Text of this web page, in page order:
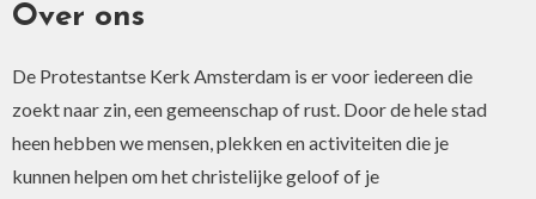
Over ons
De Protestantse Kerk Amsterdam is er voor iedereen die
zoekt naar zin, een gemeenschap of rust. Door de hele stad
heen hebben we mensen, plekken en activiteiten die je
kunnen helpen om het christelijke geloof of je